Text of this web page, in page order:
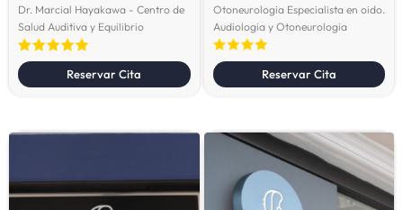
Dr. Marcial Hayakawa - Centro de
Salud Auditiva y Equilibrio
Reservar Cita
Otoneurologia Especialista en oido.
Audiologia y Otoneurologia
Reservar Cita